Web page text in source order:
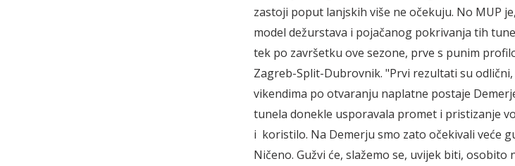
zastoji poput lanjskih više ne očekuju. No MUP
model dežurstava i pojačanog pokrivanja tih
tek po završetku ove sezone, prve s punim
Zagreb-Split-Dubrovnik. "Prvi rezultati su
vikendima po otvaranju naplatne postaje
tunela donekle usporavala promet i pristizanje
i koristilo. Na Demerju smo zato očekivali veće
Ničeno. Gužvi će, slažemo se, uvijek biti,